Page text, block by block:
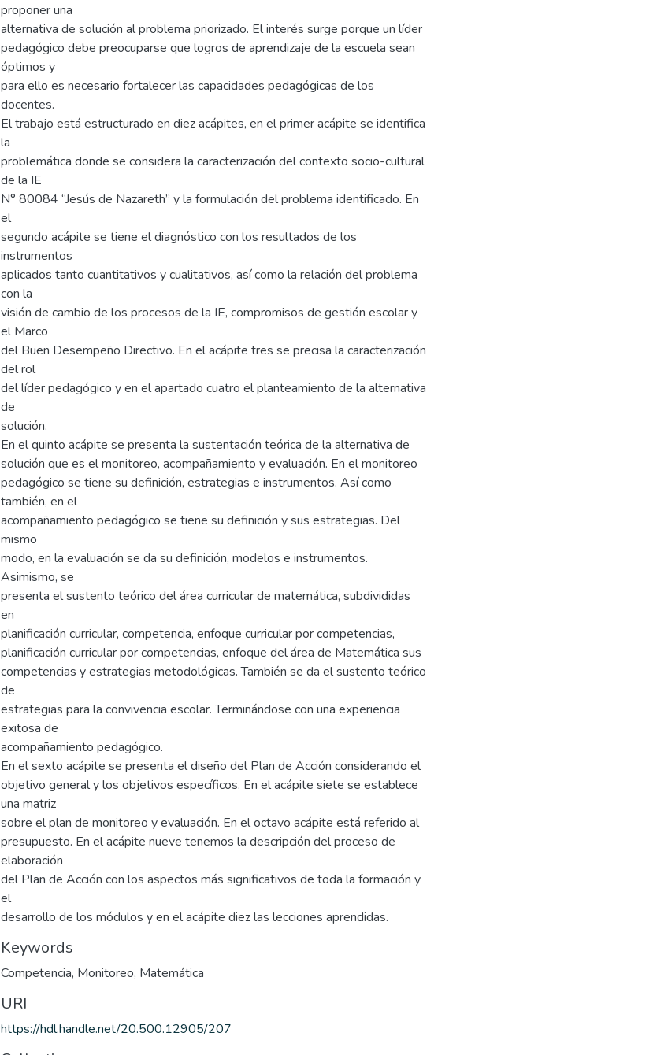
proponer una
alternativa de solución al problema priorizado. El interés surge porque un líder
pedagógico debe preocuparse que logros de aprendizaje de la escuela sean
óptimos y
para ello es necesario fortalecer las capacidades pedagógicas de los
docentes.
El trabajo está estructurado en diez acápites, en el primer acápite se identifica
la
problemática donde se considera la caracterización del contexto socio-cultural
de la IE
N° 80084 “Jesús de Nazareth” y la formulación del problema identificado. En
el
segundo acápite se tiene el diagnóstico con los resultados de los
instrumentos
aplicados tanto cuantitativos y cualitativos, así como la relación del problema
con la
visión de cambio de los procesos de la IE, compromisos de gestión escolar y
el Marco
del Buen Desempeño Directivo. En el acápite tres se precisa la caracterización
del rol
del líder pedagógico y en el apartado cuatro el planteamiento de la alternativa
de
solución.
En el quinto acápite se presenta la sustentación teórica de la alternativa de
solución que es el monitoreo, acompañamiento y evaluación. En el monitoreo
pedagógico se tiene su definición, estrategias e instrumentos. Así como
también, en el
acompañamiento pedagógico se tiene su definición y sus estrategias. Del
mismo
modo, en la evaluación se da su definición, modelos e instrumentos.
Asimismo, se
presenta el sustento teórico del área curricular de matemática, subdivididas
en
planificación curricular, competencia, enfoque curricular por competencias,
planificación curricular por competencias, enfoque del área de Matemática sus
competencias y estrategias metodológicas. También se da el sustento teórico
de
estrategias para la convivencia escolar. Terminándose con una experiencia
exitosa de
acompañamiento pedagógico.
En el sexto acápite se presenta el diseño del Plan de Acción considerando el
objetivo general y los objetivos específicos. En el acápite siete se establece
una matriz
sobre el plan de monitoreo y evaluación. En el octavo acápite está referido al
presupuesto. En el acápite nueve tenemos la descripción del proceso de
elaboración
del Plan de Acción con los aspectos más significativos de toda la formación y
el
desarrollo de los módulos y en el acápite diez las lecciones aprendidas.
Keywords
Competencia, Monitoreo, Matemática
URI
https://hdl.handle.net/20.500.12905/207